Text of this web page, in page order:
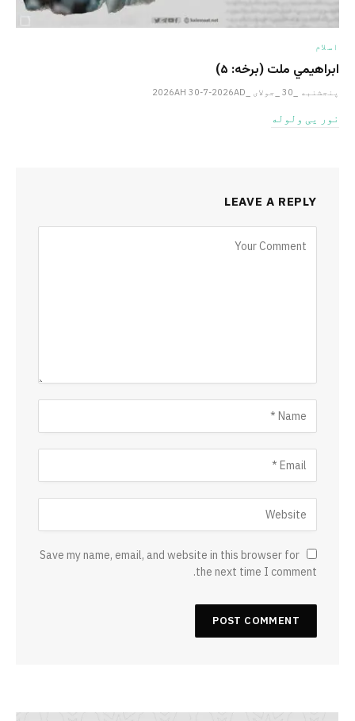
اسلام
ابراهيمي ملت (برخه: ۵)
پنجشنبه _30 _جولای _2026AH 30-7-2026AD
نور یی ولوله
LEAVE A REPLY
Save my name, email, and website in this browser for
the next time I comment.